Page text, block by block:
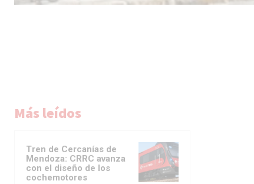
Más leídos
Tren de Cercanías de
Mendoza: CRRC avanza
con el diseño de los
cochemotores